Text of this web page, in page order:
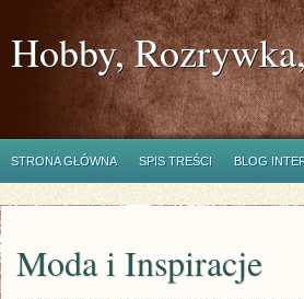
Hobby,
STRONA GŁÓWNA SPIS TREŚCI BLOG
Moda i Inspiracje